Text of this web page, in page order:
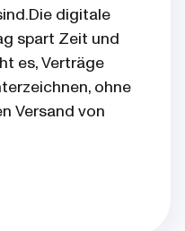
digitale
spart Zeit und
es, Verträge
ohne
Versand von